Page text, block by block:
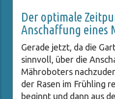
Der optimale
Anschaffung eines
Gerade jetzt, da die
sinnvoll, über die
Mähroboters
der Rasen im Frühling
beginnt und dann aus